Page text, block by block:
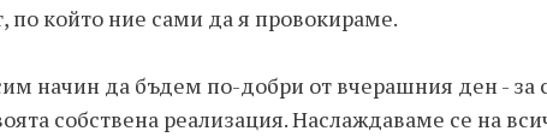
по който ние сами да я провокираме.
начин да бъдем по-добри от вчерашния ден - за
собствена реализация. Наслаждаваме се на